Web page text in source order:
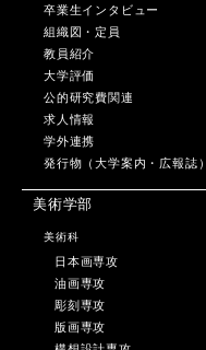
卒業生インタビュー
組織図・定員
教員紹介
大学評価
公的研究費関連
求人情報
学外連携
発行物（大学案内・広報誌）
美術学部
美術科
日本画専攻
油画専攻
彫刻専攻
版画専攻